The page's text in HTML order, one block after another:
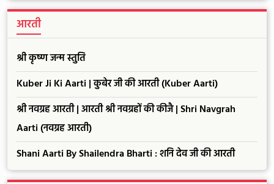
आरती
श्री कृष्ण जन्म स्तुति
Kuber Ji Ki Aarti | कुबेर जी की आरती (Kuber Aarti)
श्री नवग्रह आरती | आरती श्री नवग्रहों की कीजै | Shri Navgrah
Aarti (नवग्रह आरती)
Shani Aarti By Shailendra Bharti : शनि देव जी की आरती